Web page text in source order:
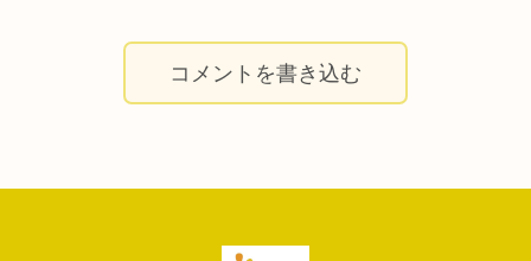
コメントを書き込む